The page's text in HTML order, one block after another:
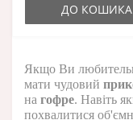
ДО КОШИКА
Якщо Ви
мати чудовий
на гофре. Навіть
похвалитися